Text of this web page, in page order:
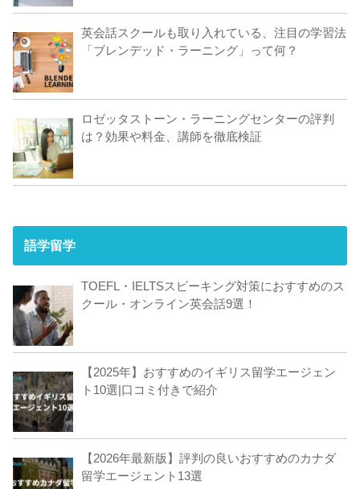
英会話スクールも取り入れている、注目の学習法
「ブレンデッド・ラーニング」って何？
ロゼッタストーン・ラーニングセンターの評判
は？効果や料金、講師を徹底検証
語学留学
TOEFL・IELTSスピーキング対策におすすめのス
クール・オンライン英会話9選！
【2025年】おすすめのイギリス留学エージェン
ト10選|口コミ付きで紹介
【2026年最新版】評判の良いおすすめのカナダ
留学エージェント13選